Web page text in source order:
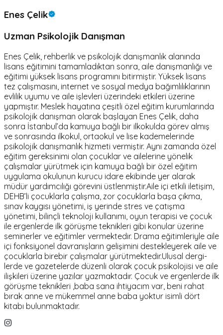
Enes Çelik
Uzman Psikolojik Danışman
Enes Çelik, rehberlik ve psikolojik danışmanlık alanında
lisans eğitimini tamamladıktan sonra, aile danışmanlığı ve
eğitimi yüksek lisans programını bitirmiştir. Yüksek lisans
tez çalışmasını, internet ve sosyal medya bağımlılıklarının
evlilik uyumu ve aile işlevleri üzerindeki etkileri üzerine
yapmıştır. Meslek hayatına çeşitli özel eğitim kurumlarında
psikolojik danışman olarak başlayan Enes Çelik, daha
sonra İstanbul’da kamuya bağlı bir ilkokulda görev almış
ve sonrasında ilkokul, ortaokul ve lise kademelerinde
psikolojik danışmanlık hizmeti vermiştir. Aynı zamanda özel
eğitim gereksinimi olan çocuklar ve ailelerine yönelik
çalışmalar yürütmek için kamuya bağlı bir özel eğitim
uygulama okulunun kurucu idare ekibinde yer alarak
müdür yardımcılığı görevini üstlenmiştir. ​Aile içi etkili iletişim,
DEHB’li çocuklarla çalışma, zor çocuklarla başa çıkma,
sınav kaygısı yönetimi, iş yerinde stres ve çatışma
yönetimi, bilinçli teknoloji kullanımı, oyun terapisi ve çocuk
ile ergenlerde ilk görüşme teknikleri gibi konular üzerine
seminerler ve eğitimler vermektedir. Drama eğitimleriyle aile
içi fonksiyonel davranışların gelişimini destekleyerek aile ve
çocuklarla birebir çalışmalar yürütmektedir.​ Ulusal dergi-
lerde ve gazetelerde düzenli olarak çocuk psikolojisi ve aile
ilişkileri üzerine yazılar yazmaktadır. Çocuk ve ergenlerde ilk
görüşme teknikleri ,baba sana ihtiyacım var, beni rahat
bırak anne ve mükemmel anne baba yoktur isimli dört
kitabı bulunmaktadır.